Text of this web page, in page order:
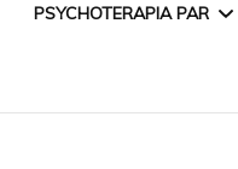
PSYCHOTERAPIA PAR